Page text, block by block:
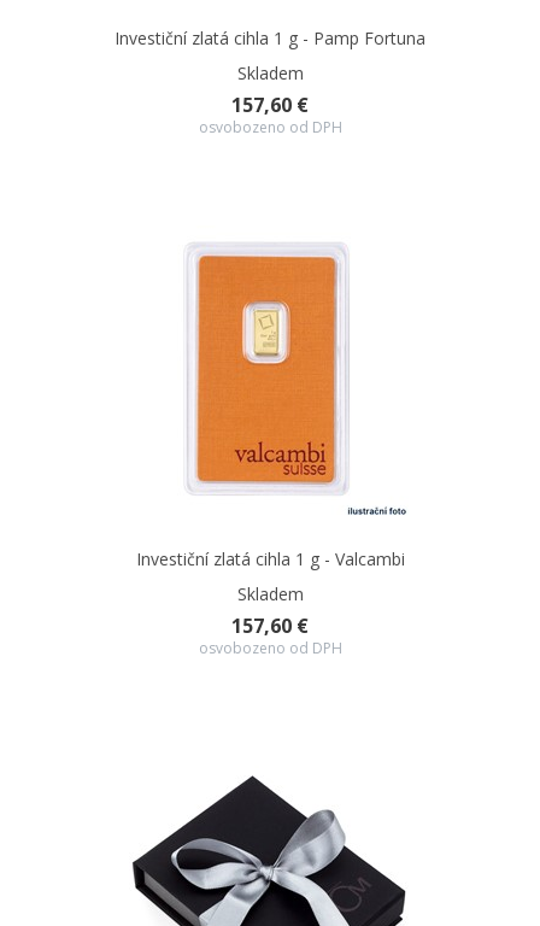
Investiční zlatá cihla 1 g - Pamp Fortuna
Skladem
157,60 €
osvobozeno od DPH
Investiční zlatá cihla 1 g - Valcambi
Skladem
157,60 €
osvobozeno od DPH